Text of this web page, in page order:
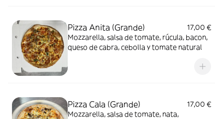
Pizza Anita (Grande)
17,00 €
Mozzarella, salsa de tomate, rúcula, bacon,
queso de cabra, cebolla y tomate natural
Pizza Cala (Grande)
17,00 €
Mozzarella, salsa de tomate, nata,